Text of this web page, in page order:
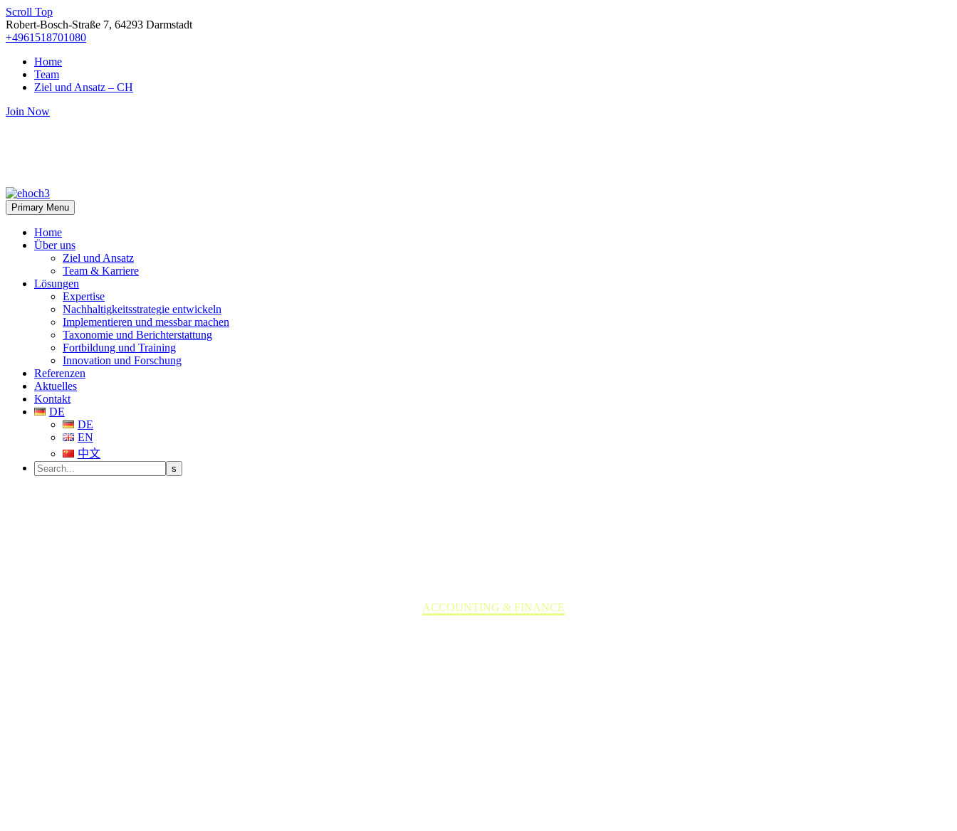
Scroll Top
Robert-Bosch-Straße 7, 64293 Darmstadt
+4961518701080
Home
Team
Ziel und Ansatz – CH
Join Now
Primary Menu
Home
Über uns
Ziel und Ansatz
Team & Karriere
Lösungen
Expertise
Nachhaltigkeitsstrategie entwickeln
Implementieren und messbar machen
Taxonomie und Berichterstattung
Fortbildung und Training
Innovation und Forschung
Referenzen
Aktuelles
Kontakt
DE
DE
EN
中文
ACCOUNTING & FINANCE